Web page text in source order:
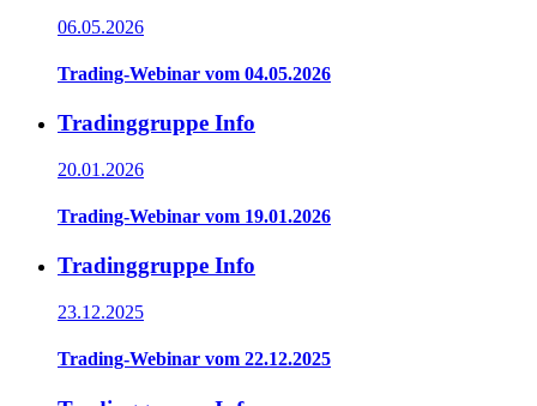
06.05.2026
Trading-Webinar vom 04.05.2026
Tradinggruppe Info
20.01.2026
Trading-Webinar vom 19.01.2026
Tradinggruppe Info
23.12.2025
Trading-Webinar vom 22.12.2025